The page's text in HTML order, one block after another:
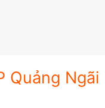
Quảng Ngãi